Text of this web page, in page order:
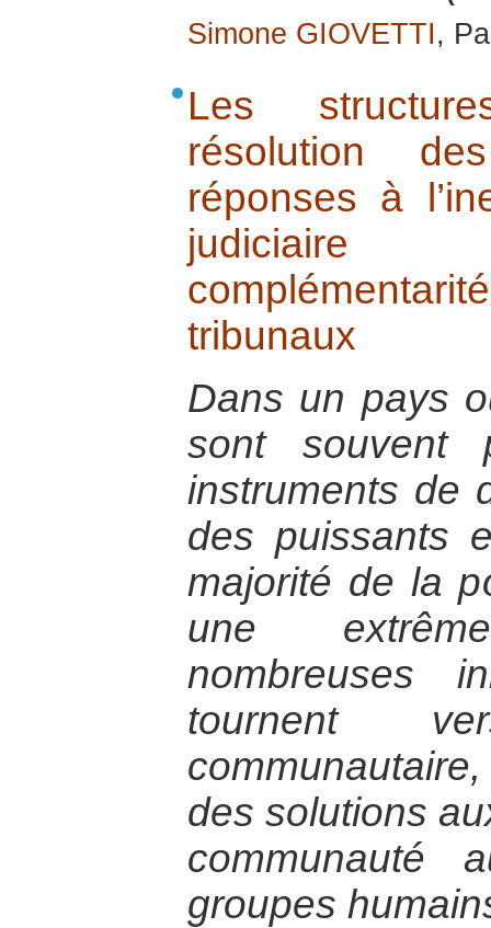
Simone GIOVETTI,
Les
résolution
réponses à
judiciaire
tribunaux
Dans un pays
sont souvent
instruments de
des puissants
majorité de la
une
nombreuses
tournent
des solutions
communauté
groupes